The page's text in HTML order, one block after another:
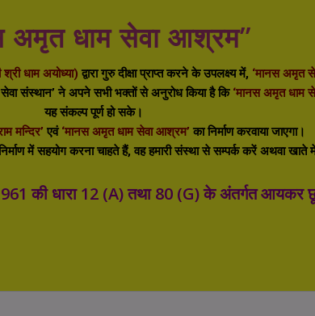
अमृत धाम सेवा आश्रम”
श्री धाम अयोध्या) द्वारा गुरु दीक्षा प्राप्त करने के उपलक्ष्य में, ‘मानस अमृत
संस्थान’ ने अपने सभी भक्तों से अनुरोध किया है कि ‘मानस अमृत धाम
यह संकल्प पूर्ण हो सके।
मन्दिर’ एवं ‘मानस अमृत धाम सेवा आश्रम’ का निर्माण करवाया जाएगा।
में सहयोग करना चाहते हैं, वह हमारी संस्था से सम्पर्क करें अथवा
की धारा 12 (A) तथा 80 (G) के अंतर्गत आयकर